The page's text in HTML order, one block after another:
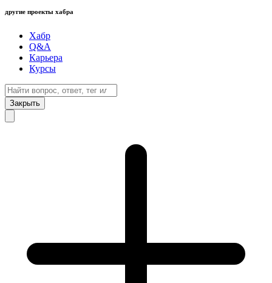
другие проекты хабра
Хабр
Q&A
Карьера
Курсы
Закрыть